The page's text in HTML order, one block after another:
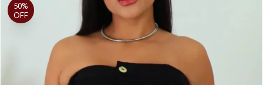
50%
OFF